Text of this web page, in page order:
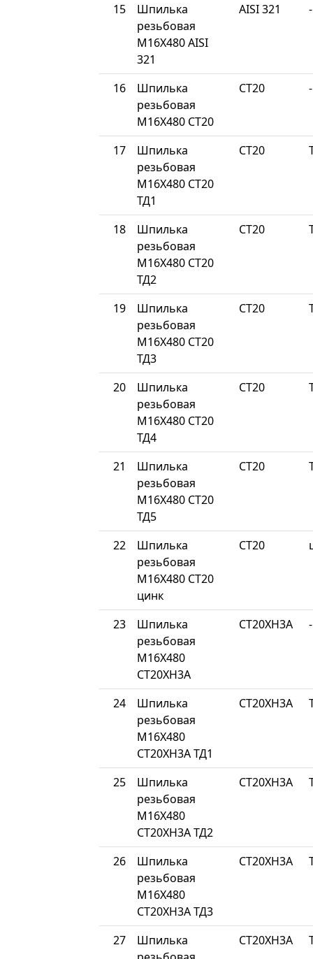
15
Шпилька
резьбовая
М16Х480 AISI
321
AISI 321 -
16
Шпилька
резьбовая
М16Х480 СТ20
СТ20 -
17
Шпилька
резьбовая
М16Х480 СТ20
ТД1
СТ20
18
Шпилька
резьбовая
М16Х480 СТ20
ТД2
СТ20
19
Шпилька
резьбовая
М16Х480 СТ20
ТД3
СТ20
20
Шпилька
резьбовая
М16Х480 СТ20
ТД4
СТ20
21
Шпилька
резьбовая
М16Х480 СТ20
ТД5
СТ20
22
Шпилька
резьбовая
М16Х480 СТ20
цинк
СТ20
23
Шпилька
резьбовая
М16Х480
СТ20ХН3А
СТ20ХН3А -
24
Шпилька
резьбовая
М16Х480
СТ20ХН3А ТД1
СТ20ХН3А
25
Шпилька
резьбовая
М16Х480
СТ20ХН3А ТД2
СТ20ХН3А
26
Шпилька
резьбовая
М16Х480
СТ20ХН3А ТД3
СТ20ХН3А
27
Шпилька
СТ20ХН3А